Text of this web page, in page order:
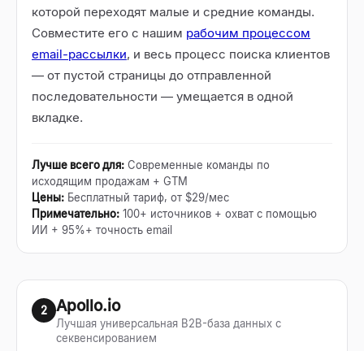
которой переходят малые и средние команды.
Совместите его с нашим рабочим процессом
email-рассылки, и весь процесс поиска клиентов
— от пустой страницы до отправленной
последовательности — умещается в одной
вкладке.
Лучше всего для: Современные команды по
исходящим продажам + GTM
Цены: Бесплатный тариф, от $29/мес
Примечательно: 100+ источников + охват с помощью
ИИ + 95%+ точность email
2 Apollo.io
Лучшая универсальная B2B-база данных с
секвенсированием